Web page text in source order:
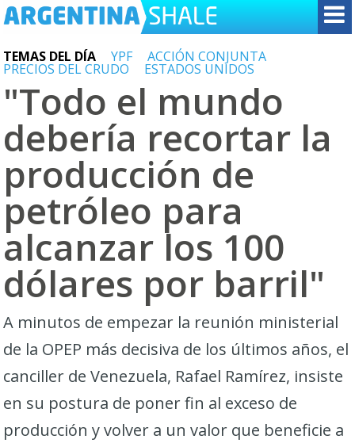
TEMAS DEL DÍA YPF ACCIÓN CONJUNTA
PRECIOS DEL CRUDO ESTADOS UNIDOS
"Todo el mundo
debería recortar la
producción de
petróleo para
alcanzar los 100
dólares por barril"
A minutos de empezar la reunión ministerial
de la OPEP más decisiva de los últimos años, el
canciller de Venezuela, Rafael Ramírez, insiste
en su postura de poner fin al exceso de
producción y volver a un valor que beneficie a